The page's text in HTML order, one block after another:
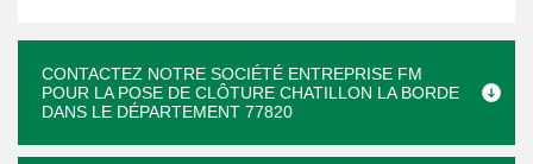
CONTACTEZ NOTRE SOCIÉTÉ ENTREPRISE FM
POUR LA POSE DE CLÔTURE CHATILLON LA BORDE
DANS LE DÉPARTEMENT 77820